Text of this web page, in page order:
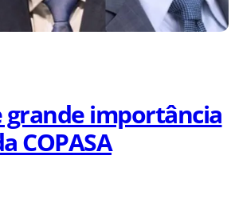
grande importância
COPASA